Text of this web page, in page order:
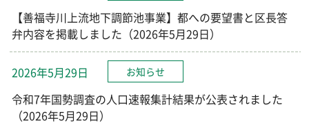
【善福寺川上流地下調節池事業】都への要望書と区長答
弁内容を掲載しました（2026年5月29日）
2026年5月29日 お知らせ
令和7年国勢調査の人口速報集計結果が公表されました
（2026年5月29日）